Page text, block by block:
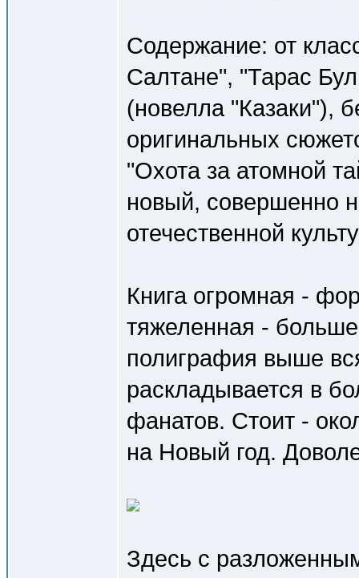
Содержание: от
Салтане", "Тарас
(новелла "Казаки"),
оригинальных
"Охота за атомной
новый, совершенно
отечественной
Книга огромная -
тяжеленная -
полиграфия выше
раскладывается в
фанатов. Стоит -
на Новый год.
Здесь с